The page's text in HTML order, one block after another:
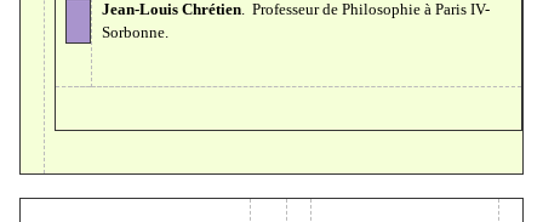
Jean-Louis Chrétien. Professeur de Philosophie à Paris IV-
Sorbonne.